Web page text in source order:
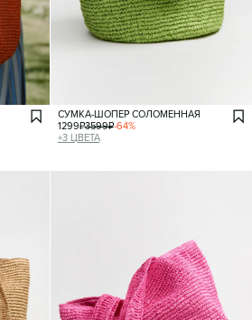
СУМКА-ШОПЕР СОЛОМЕННАЯ
1299₽3599₽-64%
+3 ЦВЕТА